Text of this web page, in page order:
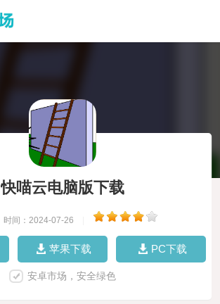
快喵云电脑版下载
时间：2024-07-26
苹果下载 PC下载
安卓市场，安全绿色